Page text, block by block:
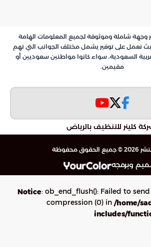
رقمياً. وتأتي هذه المبادرة عبر “بوابة
الشفافية وفتح آفاق المشاركة أمام
الميداني، مما يسهل عملية الاقتناء
في مزاد اللوحات
والمشاركة في المزايدة بفاعلية، قامت
الشخصي للمستخدم عبر منصة أبشر
الرئيسية واختيار تبويب “خدماتي”.
من قائمة الخدمات الحكومية المتاحة.
“خدمة مزاد اللوحات الإلكتروني” لاستعراض